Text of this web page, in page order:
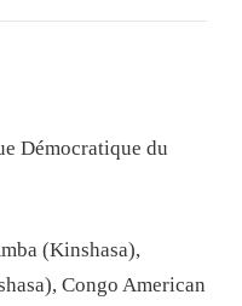
Démocratique du
(Kinshasa),
Congo American